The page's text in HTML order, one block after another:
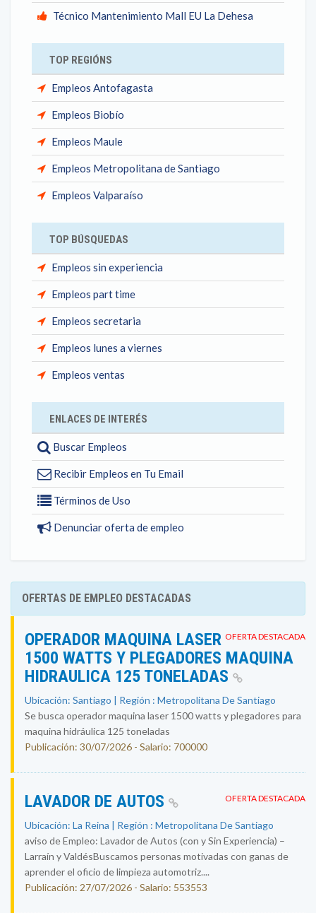
Técnico Mantenimiento Mall EU La Dehesa
TOP REGIÓNS
Empleos Antofagasta
Empleos Biobío
Empleos Maule
Empleos Metropolitana de Santiago
Empleos Valparaíso
TOP BÚSQUEDAS
Empleos sin experiencia
Empleos part time
Empleos secretaria
Empleos lunes a viernes
Empleos ventas
ENLACES DE INTERÉS
Buscar Empleos
Recibir Empleos en Tu Email
Términos de Uso
Denunciar oferta de empleo
OFERTAS DE EMPLEO DESTACADAS
OFERTA DESTACADA
OPERADOR MAQUINA LASER
1500 WATTS Y PLEGADORES MAQUINA
HIDRAULICA 125 TONELADAS
Ubicación: Santiago | Región : Metropolitana De Santiago
Se busca operador maquina laser 1500 watts y plegadores para
maquina hidráulica 125 toneladas
Publicación: 30/07/2026 - Salario: 700000
OFERTA DESTACADA
LAVADOR DE AUTOS
Ubicación: La Reina | Región : Metropolitana De Santiago
aviso de Empleo: Lavador de Autos (con y Sin Experiencia) –
Larraín y ValdésBuscamos personas motivadas con ganas de
aprender el oficio de limpieza automotriz....
Publicación: 27/07/2026 - Salario: 553553